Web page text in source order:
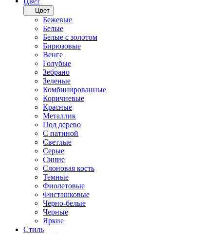
Цвет
Бежевые
Белые
Белые с золотом
Бирюзовые
Венге
Голубые
Зебрано
Зеленые
Комбинированные
Коричневые
Красные
Металлик
Под дерево
С патиной
Светлые
Серые
Синие
Слоновая кость
Темные
Фиолетовые
Фисташковые
Черно-белые
Черные
Яркие
Стиль